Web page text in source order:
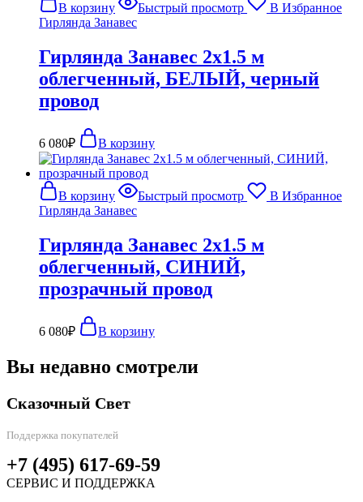
В корзину Быстрый просмотр
В Избранное
Гирлянда Занавес
Гирлянда Занавес 2х1.5 м
облегченный, БЕЛЫЙ, черный
провод
6 080₽ В корзину
В корзину Быстрый просмотр
В Избранное
Гирлянда Занавес
Гирлянда Занавес 2х1.5 м
облегченный, СИНИЙ,
прозрачный провод
6 080₽ В корзину
Вы недавно смотрели
Сказочный Свет
Поддержка покупателей
+7 (495) 617-69-59
СЕРВИС И ПОДДЕРЖКА